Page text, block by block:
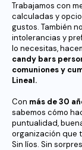
Trabajamos con
calculadas y
gustos. También
intolerancias y
lo necesitas,
candy bars
comuniones y
Lineal.
Con más de 30
sabemos cómo
puntualidad,
organización que
Sin líos. Sin